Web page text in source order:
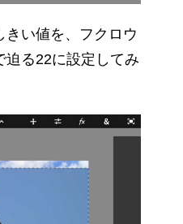
い値を、フクロウ
迫る22に設定してみ